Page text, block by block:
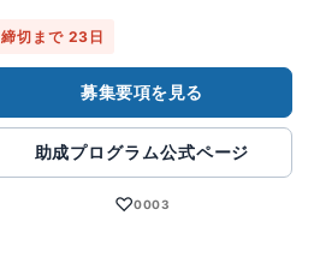
締切まで 23日
募集要項を見る
助成プログラム公式ページ
♡0003